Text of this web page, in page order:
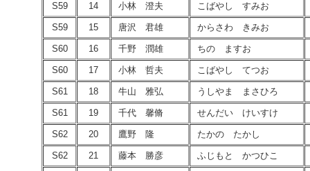
S59 14 小林 澄夫 こばやし すみお
S59 15 唐沢 君雄 からさわ きみお
S60 16 千野 潤雄 ちの ますお
S60 17 小林 哲夫 こばやし てつお
S61 18 牛山 雅弘 うしやま まさひろ
S61 19 千代 馨脩 せんだい けいすけ
S62 20 鷹野 隆 たかの たかし
S62 21 藤本 勝彦 ふじもと かつひこ